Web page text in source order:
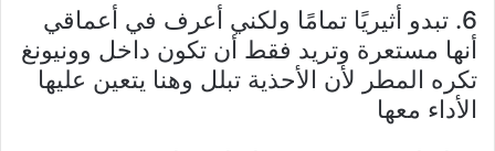
6. تبدو أثيريًا تمامًا ولكني أعرف في أعماقي
أنها مستعرة وتريد فقط أن تكون داخل وونيونغ
تكره المطر لأن الأحذية تبلل وهنا يتعين عليها
الأداء معها